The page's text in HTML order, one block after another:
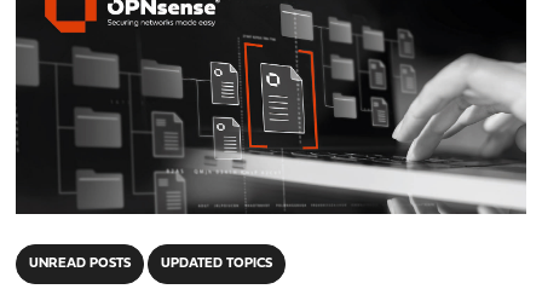
UNREAD POSTS UPDATED TOPICS